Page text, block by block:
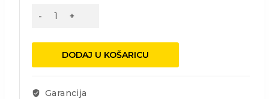
Sola
količina
DODAJ U KOŠARICU
Garancija